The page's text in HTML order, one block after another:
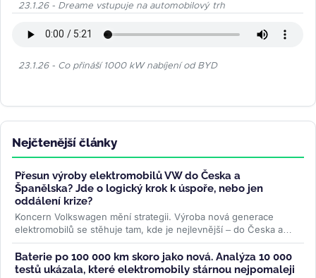
23.1.26 - Dreame vstupuje na automobilový trh
23.1.26 - Co přináší 1000 kW nabíjení od BYD
Nejčtenější články
Přesun výroby elektromobilů VW do Česka a
Španělska? Jde o logický krok k úspoře, nebo jen
oddálení krize?
Koncern Volkswagen mění strategii. Výroba nová generace
elektromobilů se stěhuje tam, kde je nejlevnější – do Česka a
Španělska....>>
Baterie po 100 000 km skoro jako nová. Analýza 10 000
testů ukázala, které elektromobily stárnou nejpomaleji